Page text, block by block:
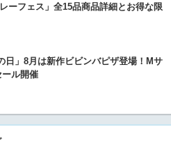
ーフェス」全15品商品詳細とお得な限
日」8月は新作ビビンバピザ登場！Mサ
ール開催